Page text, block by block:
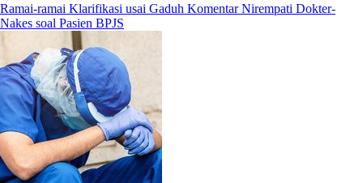
Ramai-ramai Klarifikasi usai Gaduh Komentar Nirempati Dokter-
Nakes soal Pasien BPJS